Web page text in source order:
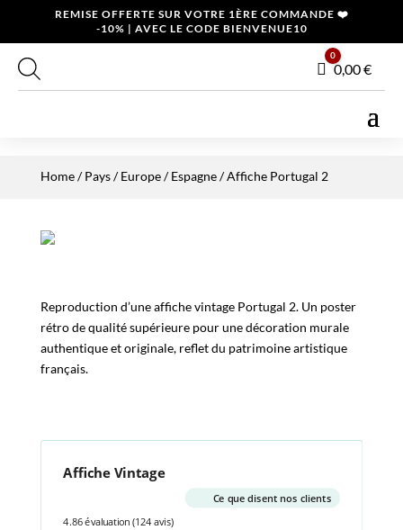
REMISE OFFERTE SUR VOTRE 1ÈRE COMMANDE ❤️
-10% | AVEC LE CODE BIENVENUE10
Panier
0
0,00€
Home/Pays/Europe/Espagne/ Affiche Portugal 2
Reproduction d’une affiche vintage Portugal 2. Un poster
rétro de qualité supérieure pour une décoration murale
authentique et originale, reflet du patrimoine artistique
français.
Affiche Vintage
Ce que disent nos clients
4.86 évaluation (124 avis)